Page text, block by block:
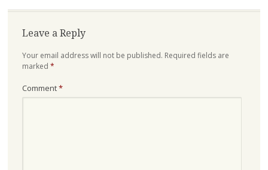
Leave a Reply
Your email address will not be published. Required fields are
marked *
Comment*